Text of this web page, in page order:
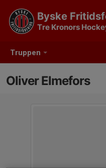
Truppen
Byske
Tre Kronors
Oliver Elmefors